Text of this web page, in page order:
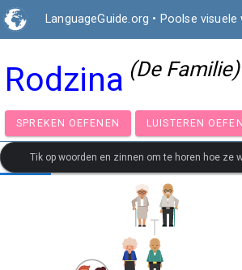
LanguageGuide.org • Poolse
Rodzina (De Familie)
SPREKEN OEFENEN LUISTEREN
Tik op woorden en zinnen om te horen hoe ze